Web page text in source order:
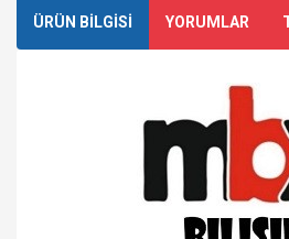
ÜRÜN BİLGİSİ YORUMLAR